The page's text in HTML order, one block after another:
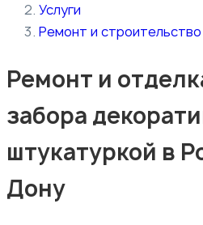
Услуги
Ремонт и строительство
Ремонт и
забора
штукатуркой в
Дону